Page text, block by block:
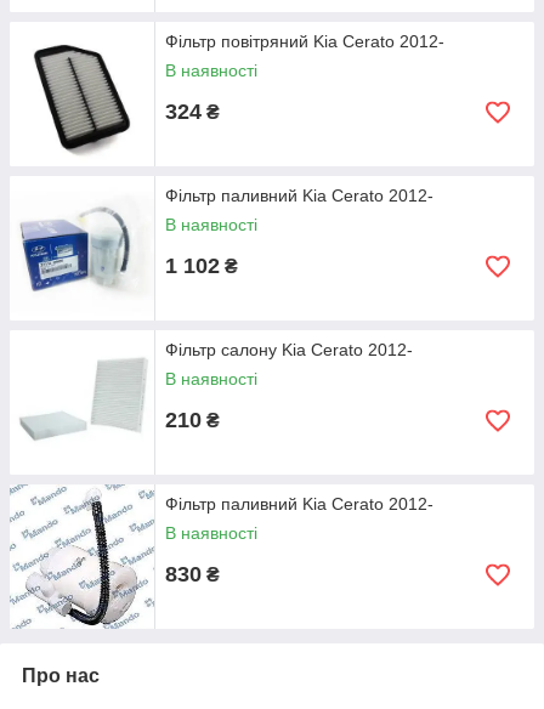
Фільтр повітряний Kia Cerato 2012-
В наявності
324 ₴
Фільтр паливний Kia Cerato 2012-
В наявності
1 102 ₴
Фільтр салону Kia Cerato 2012-
В наявності
210 ₴
Фільтр паливний Kia Cerato 2012-
В наявності
830 ₴
Про нас